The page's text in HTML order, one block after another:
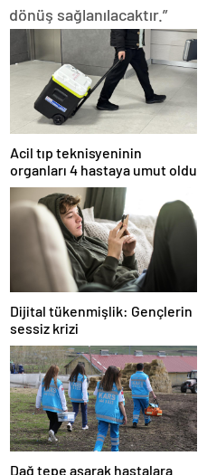
dönüş sağlanılacaktır.”
Acil tıp teknisyeninin
organları 4 hastaya umut oldu
Dijital tükenmişlik: Gençlerin
sessiz krizi
Dağ tepe aşarak hastalara